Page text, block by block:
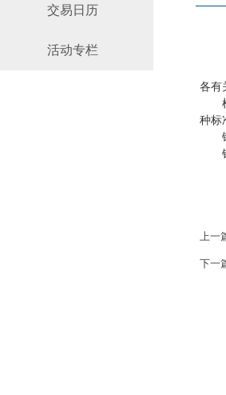
交易日历
活动专栏
各有
根
种标
铜
铝
上一
下一